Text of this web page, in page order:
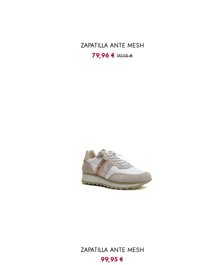
ZAPATILLA ANTE MESH
79,96 € 99,95 €
ZAPATILLA ANTE MESH
99,95 €